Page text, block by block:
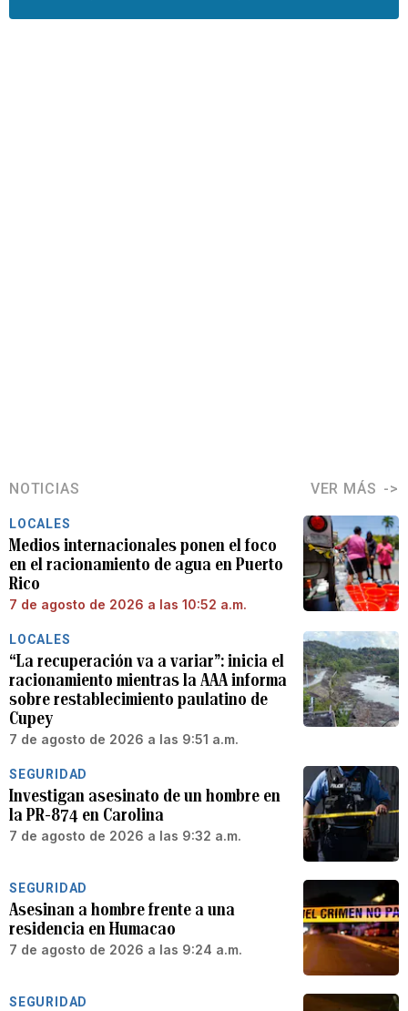
NOTICIAS VER MÁS
LOCALES
Medios internacionales ponen el foco
en el racionamiento de agua en Puerto
Rico
7 de agosto de 2026 a las 10:52 a.m.
LOCALES
“La recuperación va a variar”: inicia el
racionamiento mientras la AAA informa
sobre restablecimiento paulatino de
Cupey
7 de agosto de 2026 a las 9:51 a.m.
SEGURIDAD
Investigan asesinato de un hombre en
la PR-874 en Carolina
7 de agosto de 2026 a las 9:32 a.m.
SEGURIDAD
Asesinan a hombre frente a una
residencia en Humacao
7 de agosto de 2026 a las 9:24 a.m.
SEGURIDAD